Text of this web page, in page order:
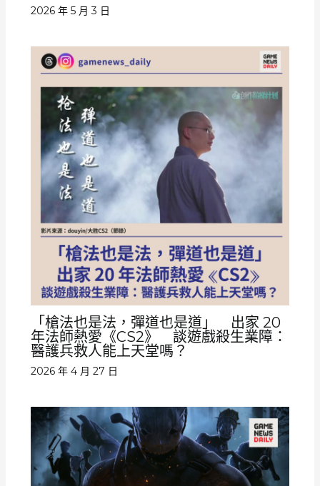
2026 年 5 月 3 日
「槍法也是法，彈道也是道」 出家 20
年法師熱愛《CS2》 談遊戲殺生業障：
醫護兵救人能上天堂嗎？
2026 年 4 月 27 日